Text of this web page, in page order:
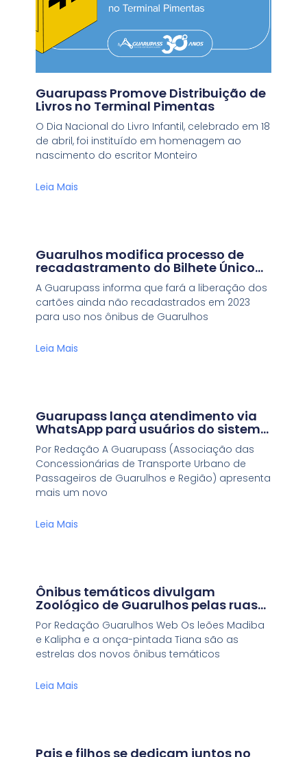
Guarupass Promove Distribuição de
Livros no Terminal Pimentas
O Dia Nacional do Livro Infantil, celebrado em 18
de abril, foi instituído em homenagem ao
nascimento do escritor Monteiro
Leia Mais
Guarulhos modifica processo de
recadastramento do Bilhete Único
Sênior
A Guarupass informa que fará a liberação dos
cartões ainda não recadastrados em 2023
para uso nos ônibus de Guarulhos
Leia Mais
Guarupass lança atendimento via
WhatsApp para usuários do sistema
de transporte público
Por Redação A Guarupass (Associação das
Concessionárias de Transporte Urbano de
Passageiros de Guarulhos e Região) apresenta
mais um novo
Leia Mais
Ônibus temáticos divulgam
Zoológico de Guarulhos pelas ruas
da cidade
Por Redação Guarulhos Web Os leões Madiba
e Kalipha e a onça-pintada Tiana são as
estrelas dos novos ônibus temáticos
Leia Mais
Pais e filhos se dedicam juntos no